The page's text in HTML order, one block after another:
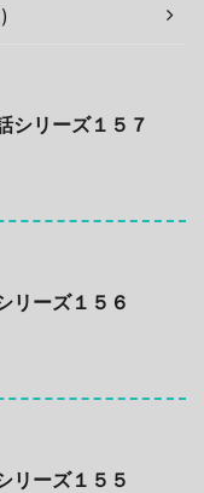
シリーズ１５７
リーズ１５６
リーズ１５５